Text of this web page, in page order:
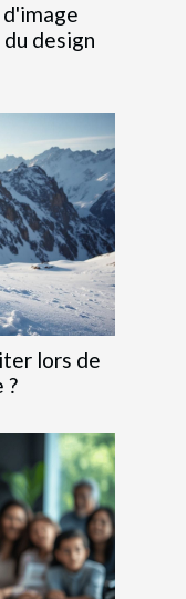
design
lors de
?